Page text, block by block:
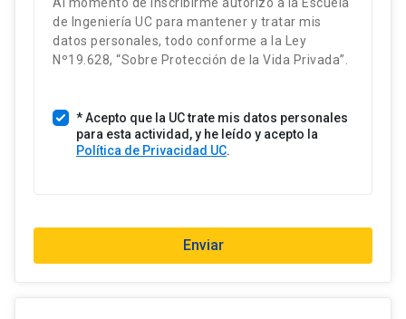
s
U
n
o
de Ingeniería UC para mantener y tratar mis
datos personales, todo conforme a la Ley
Nº19.628, “Sobre Protección de la Vida Privada”.
* Acepto que la UC trate mis datos personales
para esta actividad, y he leído y acepto la
Política de Privacidad UC.
Enviar